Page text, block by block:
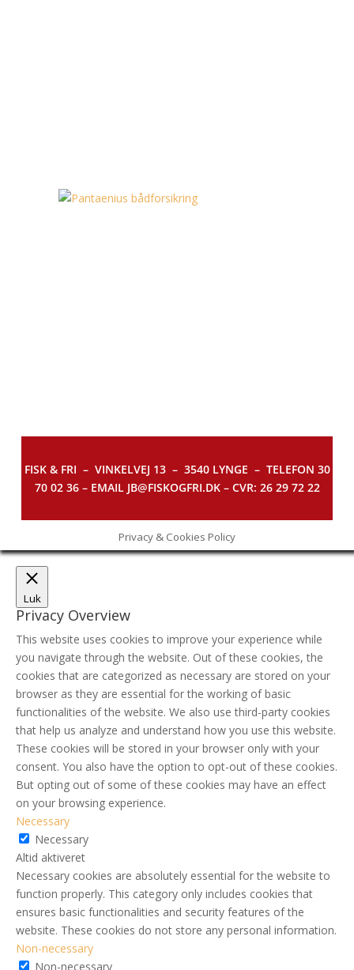
FISK & FRI – VINKELVEJ 13 – 3540 LYNGE – TELEFON 30
70 02 36 – EMAIL JB@FISKOGFRI.DK – CVR: 26 29 72 22
Privacy & Cookies Policy
Luk
Privacy Overview
This website uses cookies to improve your experience while
you navigate through the website. Out of these cookies, the
cookies that are categorized as necessary are stored on your
browser as they are essential for the working of basic
functionalities of the website. We also use third-party cookies
that help us analyze and understand how you use this website.
These cookies will be stored in your browser only with your
consent. You also have the option to opt-out of these cookies.
But opting out of some of these cookies may have an effect
on your browsing experience.
Necessary
Necessary
Altid aktiveret
Necessary cookies are absolutely essential for the website to
function properly. This category only includes cookies that
ensures basic functionalities and security features of the
website. These cookies do not store any personal information.
Non-necessary
Non-necessary